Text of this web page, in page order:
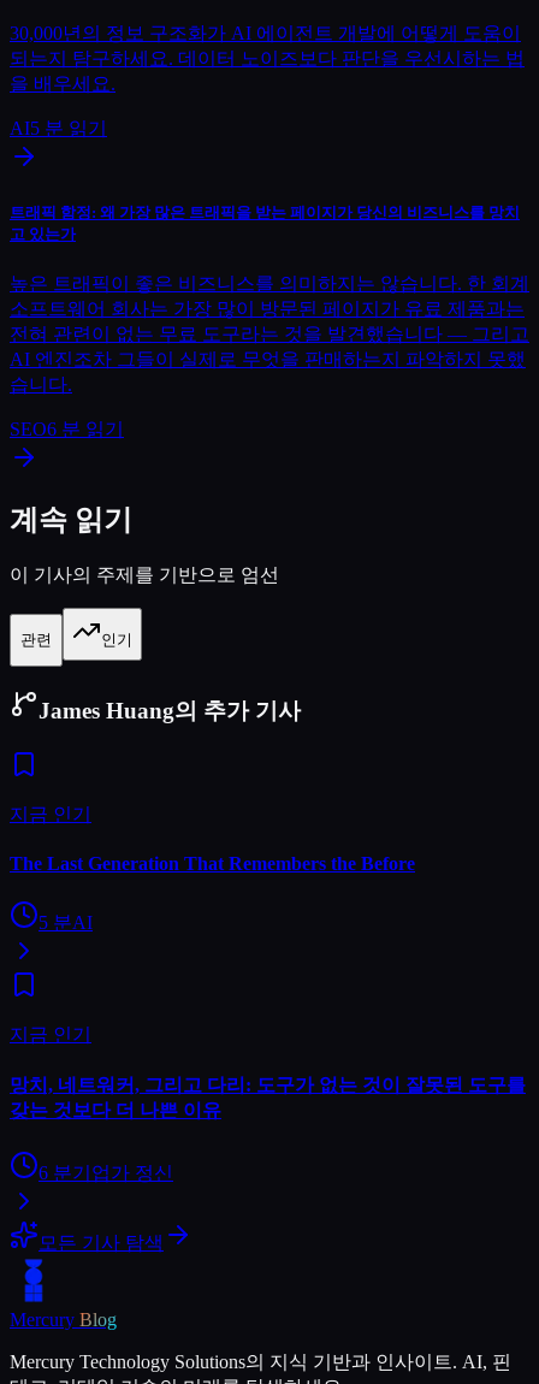
30,000년의 정보 구조화가 AI 에이전트 개발에 어떻게 도움이
되는지 탐구하세요. 데이터 노이즈보다 판단을 우선시하는 법
을 배우세요.
AI5 분 읽기
트래픽 함정: 왜 가장 많은 트래픽을 받는 페이지가 당신의 비즈니스를 망치
고 있는가
높은 트래픽이 좋은 비즈니스를 의미하지는 않습니다. 한 회계
소프트웨어 회사는 가장 많이 방문된 페이지가 유료 제품과는
전혀 관련이 없는 무료 도구라는 것을 발견했습니다 — 그리고
AI 엔진조차 그들이 실제로 무엇을 판매하는지 파악하지 못했
습니다.
SEO6 분 읽기
계속 읽기
이 기사의 주제를 기반으로 엄선
관련 인기
James Huang의 추가 기사
지금 인기
The Last Generation That Remembers the Before
5 분AI
지금 인기
망치, 네트워커, 그리고 다리: 도구가 없는 것이 잘못된 도구를
갖는 것보다 더 나쁜 이유
6 분기업가 정신
모든 기사 탐색
Mercury Blog
Mercury Technology Solutions의 지식 기반과 인사이트. AI, 핀